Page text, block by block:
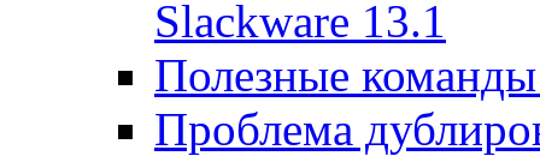
Slackware 13.1
Полезные
Проблема